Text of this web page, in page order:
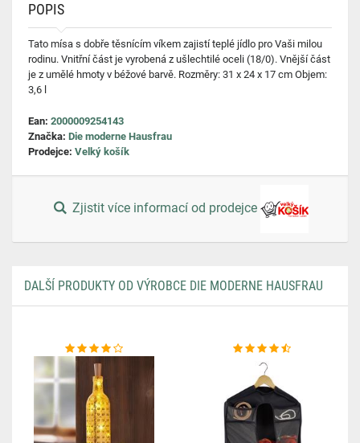
POPIS
Tato mísa s dobře těsnícím víkem zajistí teplé jídlo pro Vaši milou
rodinu. Vnitřní část je vyrobená z ušlechtilé oceli (18/0). Vnější část
je z umělé hmoty v béžové barvě. Rozměry: 31 x 24 x 17 cm Objem:
3,6 l
Ean: 2000009254143
Značka: Die moderne Hausfrau
Prodejce: Velký košík
Zjistit více informací od prodejce
DALŠÍ PRODUKTY OD VÝROBCE DIE MODERNE HAUSFRAU